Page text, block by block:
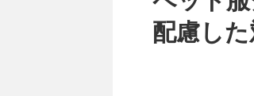
配慮し